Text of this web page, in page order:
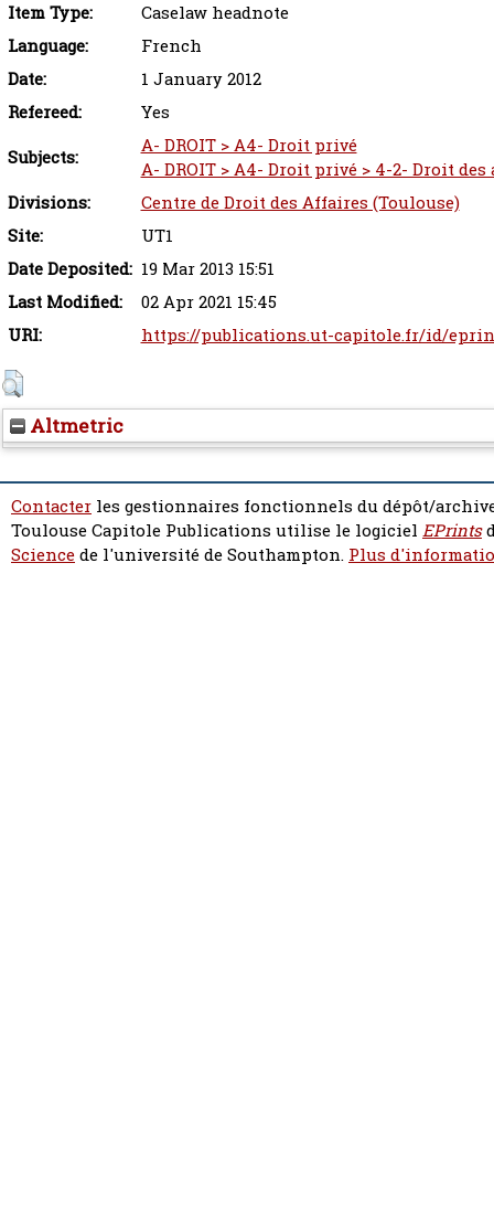
Item Type:
Caselaw headnote
Language:
French
Date:
1 January 2012
Refereed:
Yes
Subjects:
A- DROIT > A4- Droit privé
A- DROIT > A4- Droit privé > 4-2- Droit
Divisions:
Centre de Droit des Affaires (Toulouse)
Site:
UT1
Date Deposited: 19 Mar 2013 15:51
Last Modified:
02 Apr 2021 15:45
URI:
https://publications.ut-capitole.fr/id/
Altmetric
Contacter les gestionnaires fonctionnels du dépôt/
Toulouse Capitole Publications utilise le logiciel EPrints
Sciencede l'université de Southampton. Plus